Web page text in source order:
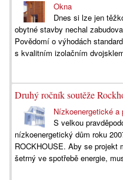
Okna
Dnes si lze jen
obytné stavby nechal
Povědomí o výhodách
s kvalitním izolačním
Druhý ročník soutěže
Nízkoenergetické a
S velkou
nízkoenergetický dům roku
ROCKHOUSE. Aby se
šetrný ve spotřebě energie,